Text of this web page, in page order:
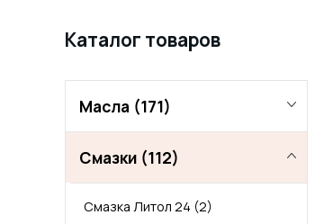
Каталог товаров
Масла (171)
Масло теплоноситель АМТ-300
Смазки (112)
Смазка Литол 24 (2)